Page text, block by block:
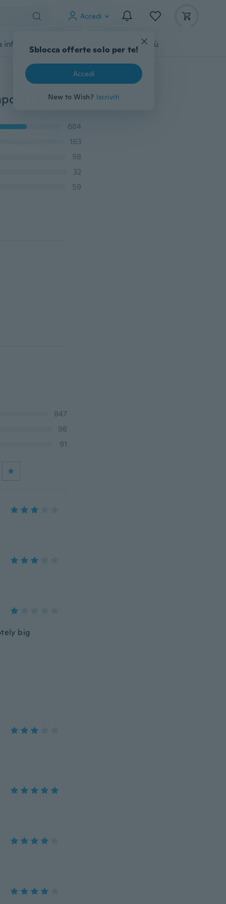
Accedi
Sblocca offerte solo per te!
Accedi
New to Wish? Iscriviti
infanzia Accessori per animali Di più
Nuovo stampo in silicone per torta al cioccolato, stampo da forno semicircolare a 6 fori per cioccolata calda, caramelle fatte a mano, cioccolato, torta di mousse
684
163
98
32
59
847
98
91
big